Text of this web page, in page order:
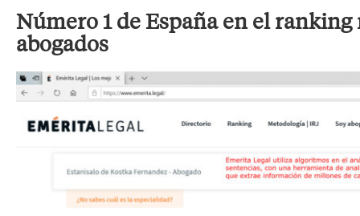
Número 1 de España en el
abogados